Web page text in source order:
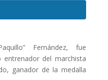
Fernández, fue
del marchista
ganador de la medalla